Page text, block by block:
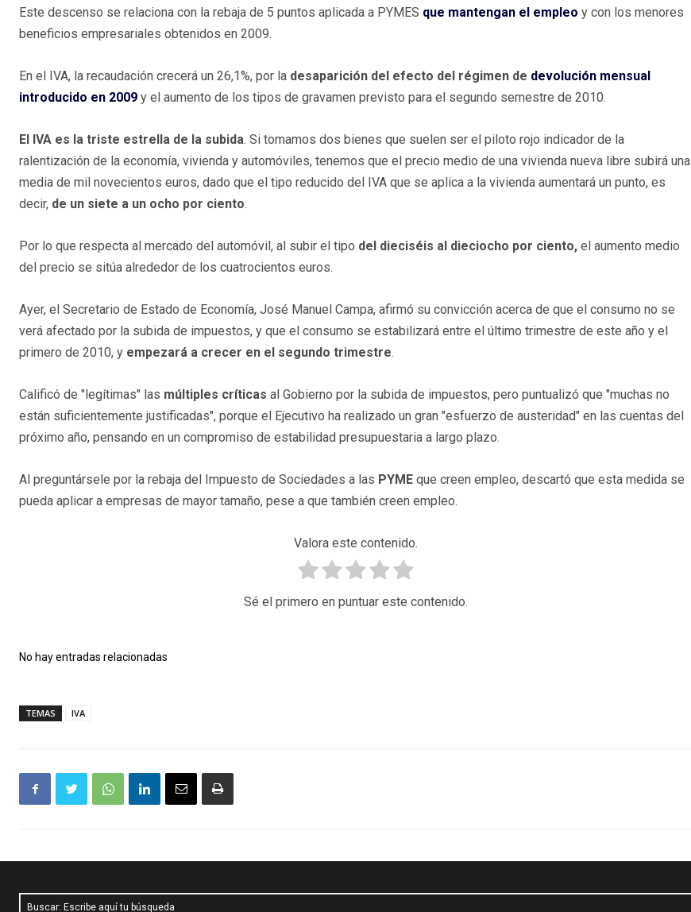
Este descenso se relaciona con la rebaja de 5 puntos aplicada a PYMES que mantengan el empleo y con los menores
beneficios empresariales obtenidos en 2009.
En el IVA, la recaudación crecerá un 26,1%, por la desaparición del efecto del régimen de devolución mensual
introducido en 2009 y el aumento de los tipos de gravamen previsto para el segundo semestre de 2010.
El IVA es la triste estrella de la subida. Si tomamos dos bienes que suelen ser el piloto rojo indicador de la
ralentización de la economía, vivienda y automóviles, tenemos que el precio medio de una vivienda nueva libre subirá una
media de mil novecientos euros, dado que el tipo reducido del IVA que se aplica a la vivienda aumentará un punto, es
decir, de un siete a un ocho por ciento.
Por lo que respecta al mercado del automóvil, al subir el tipo del dieciséis al dieciocho por ciento, el aumento medio
del precio se sitúa alrededor de los cuatrocientos euros.
Ayer, el Secretario de Estado de Economía, José Manuel Campa, afirmó su convicción acerca de que el consumo no se
verá afectado por la subida de impuestos, y que el consumo se estabilizará entre el último trimestre de este año y el
primero de 2010, y empezará a crecer en el segundo trimestre.
Calificó de "legítimas" las múltiples críticas al Gobierno por la subida de impuestos, pero puntualizó que "muchas no
están suficientemente justificadas", porque el Ejecutivo ha realizado un gran "esfuerzo de austeridad" en las cuentas del
próximo año, pensando en un compromiso de estabilidad presupuestaria a largo plazo.
Al preguntársele por la rebaja del Impuesto de Sociedades a las PYME que creen empleo, descartó que esta medida se
pueda aplicar a empresas de mayor tamaño, pese a que también creen empleo.
Valora este contenido.
Sé el primero en puntuar este contenido.
No hay entradas relacionadas
TEMAS IVA
Buscar: Escribe aquí tu búsqueda